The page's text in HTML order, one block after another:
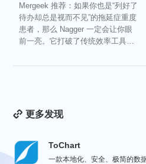
Mergeek 推荐：如果你也是“列好了
待办却总是视而不见”的拖延症重度
患者，那么 Nagger 一定会让你眼
前一亮。它打破了传统效率工具冰
更多发现
ToChart